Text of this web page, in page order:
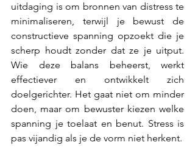
uitdaging is om bronnen van distress te
minimaliseren, terwijl je bewust de
constructieve spanning opzoekt die je
scherp houdt zonder dat ze je uitput.
Wie deze balans beheerst, werkt
effectiever en ontwikkelt zich
doelgerichter. Het gaat niet om minder
doen, maar om bewuster kiezen welke
spanning je toelaat en benut. Stress is
pas vijandig als je de vorm niet herkent.